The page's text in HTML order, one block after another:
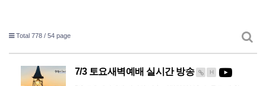
Total 778 / 54 page
7/3 토요새벽예배 실시간 방송 H